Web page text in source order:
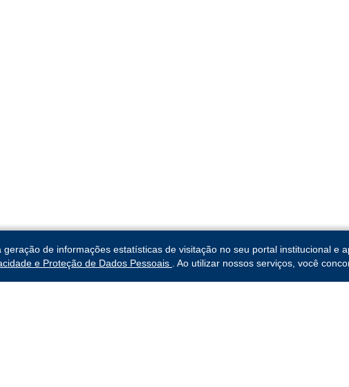
de informações estatísticas de visitação no seu portal institucional e
e Proteção de Dados Pessoais . Ao utilizar nossos serviços, você